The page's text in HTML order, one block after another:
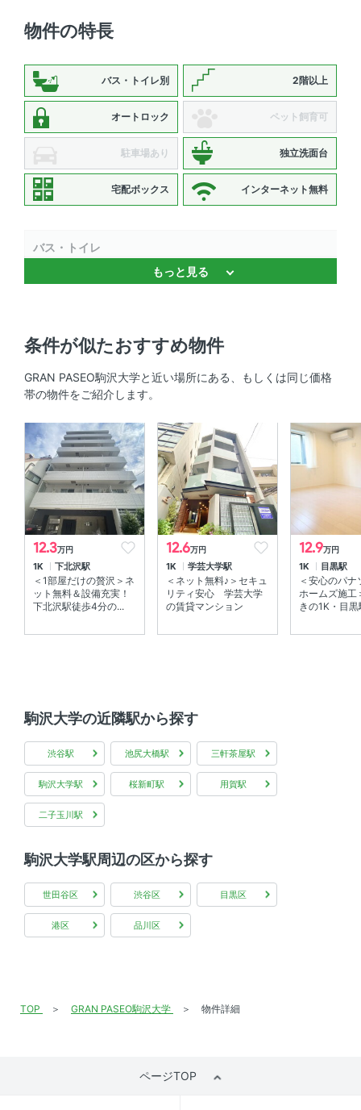
物件の特長
バス・トイレ別 2階以上
オートロック ペット飼育可
駐車場あり 独立洗面台
宅配ボックス インターネット無料
バス・トイレ
バストイレ別 、 追焚機能 、 浴室乾燥機 、 独立洗面台 、
セキュリティ
防犯カメラ 、 オートロック 、 ＴＶモニタ付きインターホ
ン
室内設備
エアコン 、 室内洗濯機置場
部屋の特徴
全居室フローリング 、 角部屋 、 バルコニー
インターネット無料 、 デザイナーズ
もっと見る
条件が似たおすすめ物件
GRAN PASEO駒沢大学と近い場所にある、もしくは同じ価格
帯の物件をご紹介します。
12.3万円
1K 下北沢駅
＜1部屋だけの贅沢＞ネ
ット無料＆設備充実！
下北沢駅徒歩4分の...
12.6万円
1K 学芸大学駅
＜ネット無料♪＞セキュ
リティ安心 学芸大学
の賃貸マンション
12.9万円
1K 目黒駅
＜安心のパナ
ホームズ施工
きの1K・目黒
駒沢大学の近隣駅から探す
渋谷駅 池尻大橋駅 三軒茶屋駅
駒沢大学駅 桜新町駅 用賀駅
二子玉川駅
駒沢大学駅周辺の区から探す
世田谷区 渋谷区 目黒区
港区 品川区
TOP GRAN PASEO駒沢大学 物件詳細
ページTOP